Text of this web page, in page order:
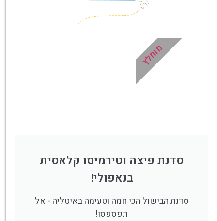
סדנת פיצה וטירמיסו קלאסית
בנאפולי!
סדנת הבישול הכי חמה וטעימה באיטליה - אל
תפספסו!
מומלץ